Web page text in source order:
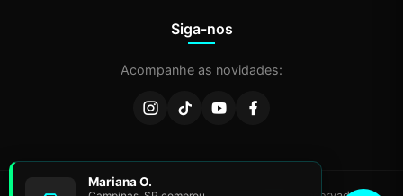
Siga-nos
Acompanhe as novidades:
Mariana O.